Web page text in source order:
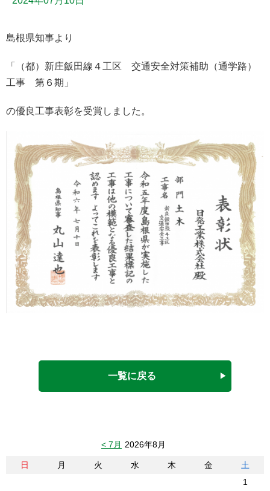
島根県知事より
「（都）新庄飯田線４工区 交通安全対策補助（通学路）
工事 第６期」
の優良工事表彰を受賞しました。
一覧に戻る
< 7月 2026年8月
日 月 火 水 木 金
土
1